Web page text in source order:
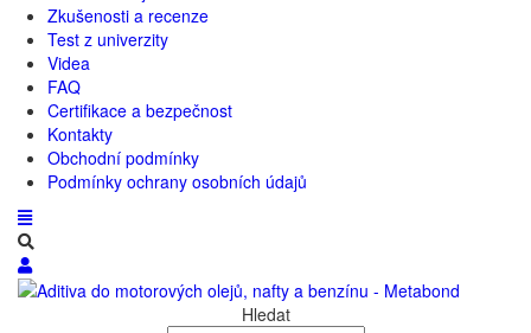
Zkušenosti a recenze
Test z univerzity
Videa
FAQ
Certifikace a bezpečnost
Kontakty
Obchodní podmínky
Podmínky ochrany osobních údajů
Hledat